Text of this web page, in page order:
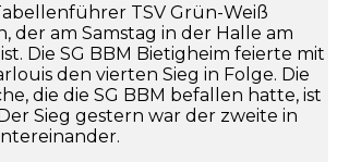
TSV Grün-Weiß
der am Samstag in der Halle am
Die SG BBM Bietigheim feierte mit
den vierten Sieg in Folge. Die
die die SG BBM befallen hatte, ist
Sieg gestern war der zweite in